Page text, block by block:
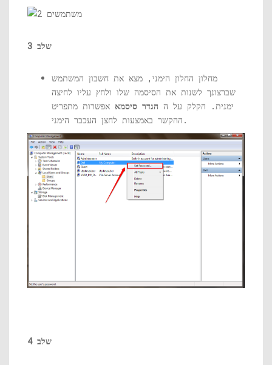
שלב 3
מחלון החלון הימני, מצא את חשבון המשתמש
שברצונך לשנות את הסיסמה שלו ולחץ עליו לחיצה
ימנית. הקלק על ה הגדר סיסמא אפשרות מתפריט
ההקשר באמצעות לחצן העכבר הימני.
שלב 4